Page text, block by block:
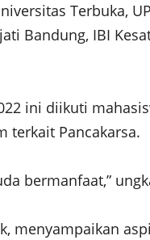
Terbuka,
Bandung, IBI
ini diikuti
terkait Pancakarsa.
bermanfaat,”
menyampaikan